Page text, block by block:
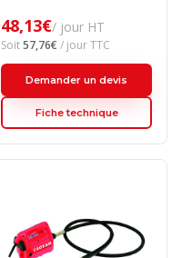
48,13€/ jour HT
Soit57,76€ / jour TTC
Demander un devis
Fiche technique